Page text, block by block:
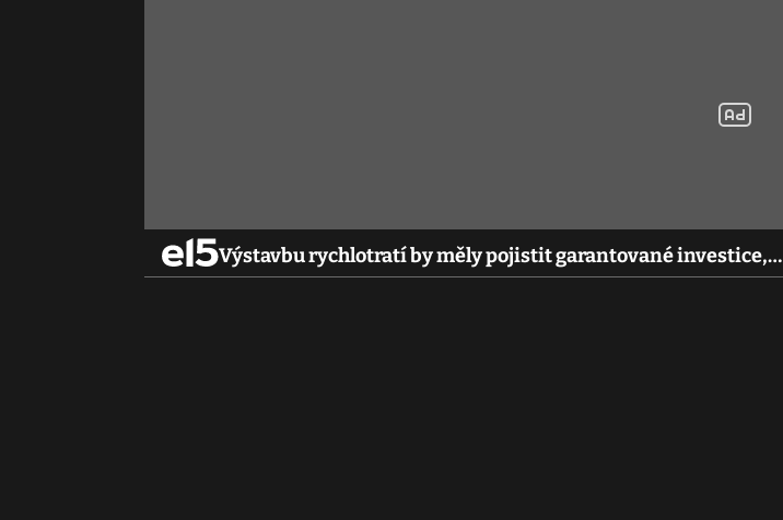
Výstavbu rychlotratí by měly pojistit garantované investice,…